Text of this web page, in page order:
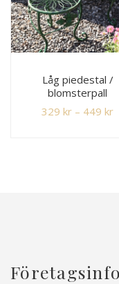
Låg piedestal /
blomsterpall
329 kr – 449 kr